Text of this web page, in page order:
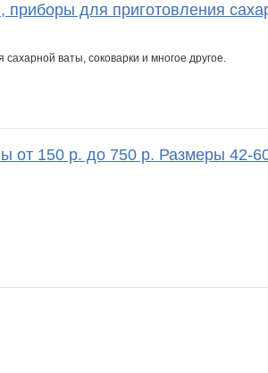
для приготовления
от 150 р. до 750 р. Размеры 42-